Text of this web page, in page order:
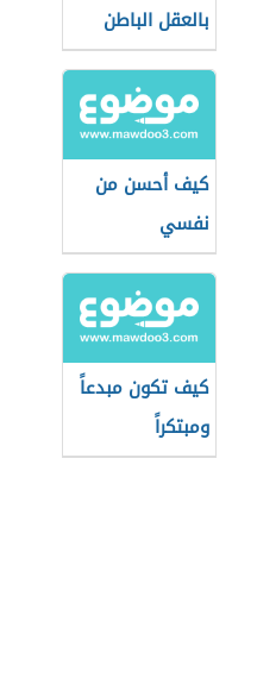
بالعقل الباطن
كيف أحسن من
نفسي
كيف تكون مبدعاً
ومبتكراً